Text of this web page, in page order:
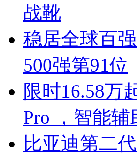
战靴
稳居全球百
500强第91位
限时16.58万
Pro ，智能
比亚迪第二